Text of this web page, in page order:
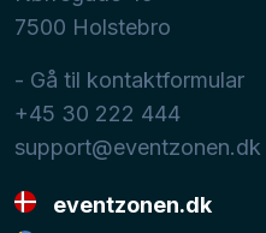
7500 Holstebro
- Gå til kontaktformular
+45 30 222 444
support@eventzonen.dk
eventzonen.dk